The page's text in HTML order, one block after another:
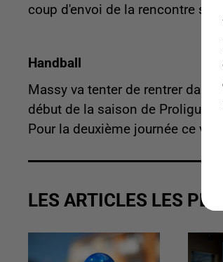
coup d'envoi de la rencontre sera
Handball
Massy va tenter de rentrer
début de la saison de Proligue
Pour la deuxième journée ce
LES ARTICLES LES